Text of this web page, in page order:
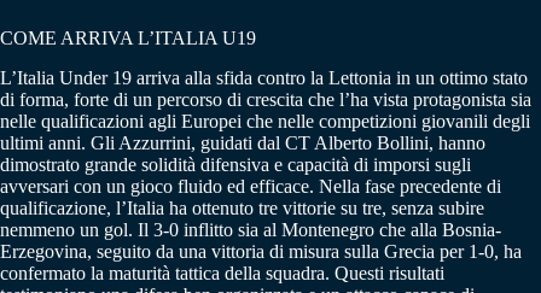
COME ARRIVA L’ITALIA U19
L’Italia Under 19 arriva alla sfida contro la Lettonia in un ottimo stato
di forma, forte di un percorso di crescita che l’ha vista protagonista sia
nelle qualificazioni agli Europei che nelle competizioni giovanili degli
ultimi anni. Gli Azzurrini, guidati dal CT Alberto Bollini, hanno
dimostrato grande solidità difensiva e capacità di imporsi sugli
avversari con un gioco fluido ed efficace. Nella fase precedente di
qualificazione, l’Italia ha ottenuto tre vittorie su tre, senza subire
nemmeno un gol. Il 3-0 inflitto sia al Montenegro che alla Bosnia-
Erzegovina, seguito da una vittoria di misura sulla Grecia per 1-0, ha
confermato la maturità tattica della squadra. Questi risultati